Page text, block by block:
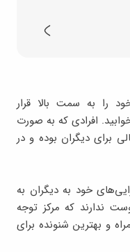
را به سمت بالا قرار
افرادی که به صورت
برای دیگران بوده و در
خود به دیگران به
ندارند که مرکز توجه
و بهترین شنونده برای